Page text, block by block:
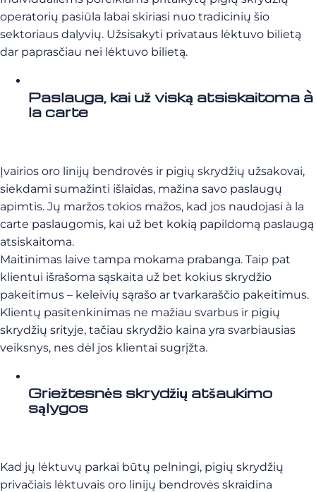
operatorių pasiūla labai skiriasi nuo tradicinių šio
sektoriaus dalyvių. Užsisakyti privataus lėktuvo bilietą
dar paprasčiau nei lėktuvo bilietą.
Paslauga, kai už viską atsiskaitoma à
la carte
Įvairios oro linijų bendrovės ir pigių skrydžių užsakovai,
siekdami sumažinti išlaidas, mažina savo paslaugų
apimtis. Jų maržos tokios mažos, kad jos naudojasi à la
carte paslaugomis, kai už bet kokią papildomą paslaugą
atsiskaitoma.
Maitinimas laive tampa mokama prabanga. Taip pat
klientui išrašoma sąskaita už bet kokius skrydžio
pakeitimus – keleivių sąrašo ar tvarkaraščio pakeitimus.
Klientų pasitenkinimas ne mažiau svarbus ir pigių
skrydžių srityje, tačiau skrydžio kaina yra svarbiausias
veiksnys, nes dėl jos klientai sugrįžta.
Griežtesnės skrydžių atšaukimo
sąlygos
Kad jų lėktuvų parkai būtų pelningi, pigių skrydžių
privačiais lėktuvais oro linijų bendrovės skraidina